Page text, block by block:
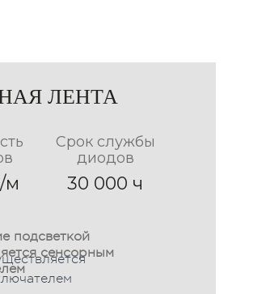
Х 70см
Х 70см
Х 80см
ЛЕНТА
м
Срок службы
диодов
30 000 ч
подсветкой
сенсорным